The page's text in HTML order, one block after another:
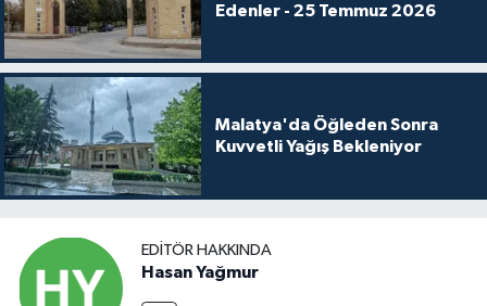
Edenler - 25 Temmuz 2026
Malatya'da Öğleden Sonra
Kuvvetli Yağış Bekleniyor
EDITÖR HAKKINDA
Hasan Yağmur